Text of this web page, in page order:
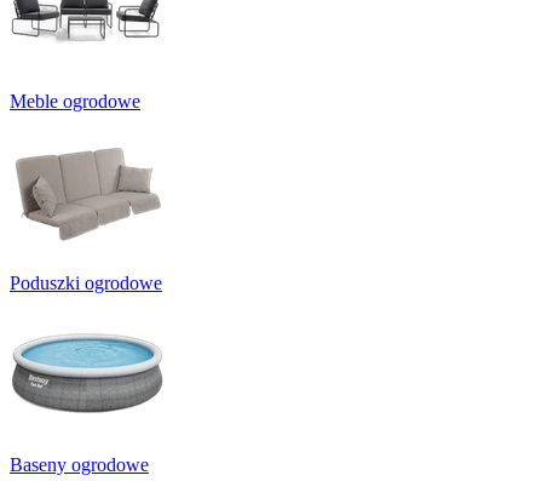
Meble ogrodowe
Poduszki ogrodowe
Baseny ogrodowe